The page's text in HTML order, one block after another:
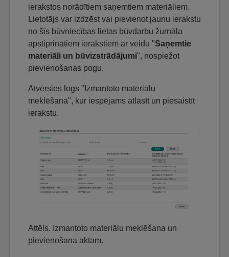
ierakstos norādītiem saņemtiem materiāliem.
Lietotājs var izdzēst vai pievienot jaunu ierakstu
no šīs būvniecības lietas būvdarbu žurnāla
apstiprinātiem ierakstiem ar veidu "Saņemtie
materiāli un būvizstrādājumi", nospiežot
pievienošanas pogu.
Atvērsies logs "Izmantoto materiālu
meklēšana", kur iespējams atlasīt un piesaistīt
ierakstu.
Attēls. Izmantoto materiālu meklēšana un
pievienošana aktam.